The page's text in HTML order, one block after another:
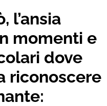
l’ansia
momenti e
dove
riconoscere